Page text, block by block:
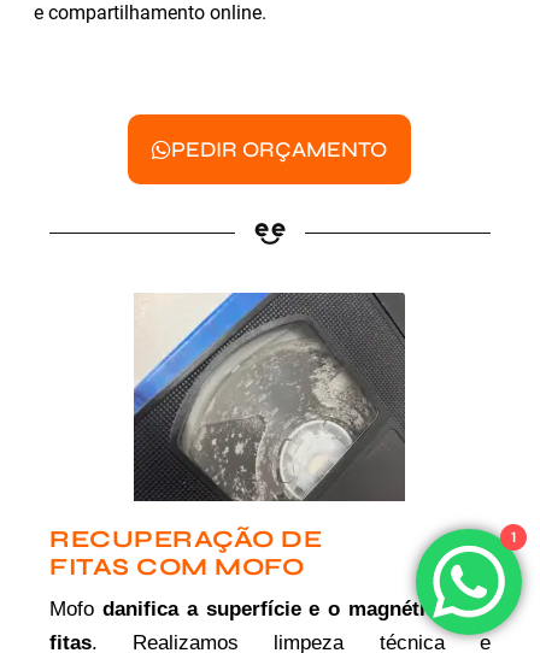
e compartilhamento online.
PEDIR ORÇAMENTO
RECUPERAÇÃO DE
FITAS COM MOFO
Mofodanifica a superfície e o magnético das
fitas. Realizamos limpeza técnica e
1